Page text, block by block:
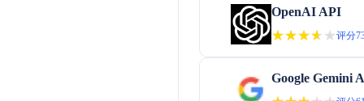
OpenAI API
★★★★★
★★★★★评分
Google Gemini